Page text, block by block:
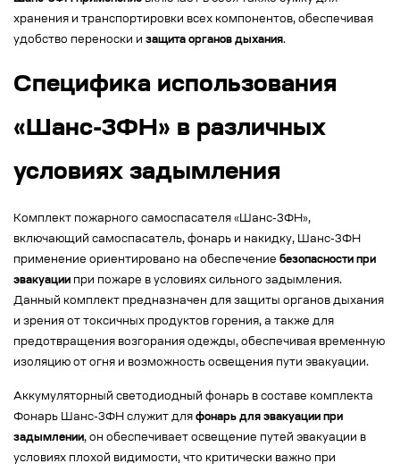
хранения и транспортировки всех компонентов, обеспечивая
удобство переноски и защита органов дыхания.
Специфика использования
«Шанс-3ФН» в различных
условиях задымления
Комплект пожарного самоспасателя «Шанс-3ФН»,
включающий самоспасатель, фонарь и накидку, Шанс-3ФН
применение ориентировано на обеспечение безопасности при
эвакуации при пожаре в условиях сильного задымления.
Данный комплект предназначен для защиты органов дыхания
и зрения от токсичных продуктов горения, а также для
предотвращения возгорания одежды, обеспечивая временную
изоляцию от огня и возможность освещения пути эвакуации.
Аккумуляторный светодиодный фонарь в составе комплекта
Фонарь Шанс-3ФН служит для фонарь для эвакуации при
задымлении, он обеспечивает освещение путей эвакуации в
условиях плохой видимости, что критически важно при